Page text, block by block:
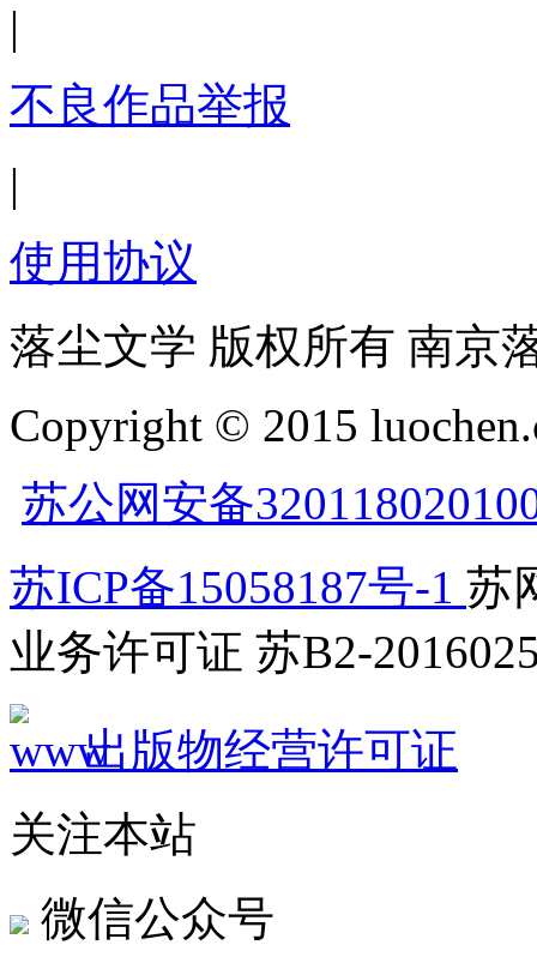
|
不良作品举报
|
使用协议
落尘文学 版权所有 南京
Copyright © 2015
苏公网安备
苏ICP备15058187号-1 苏
业务许可证 苏B2-
出版物经营许可证
关注本站
微信公众号